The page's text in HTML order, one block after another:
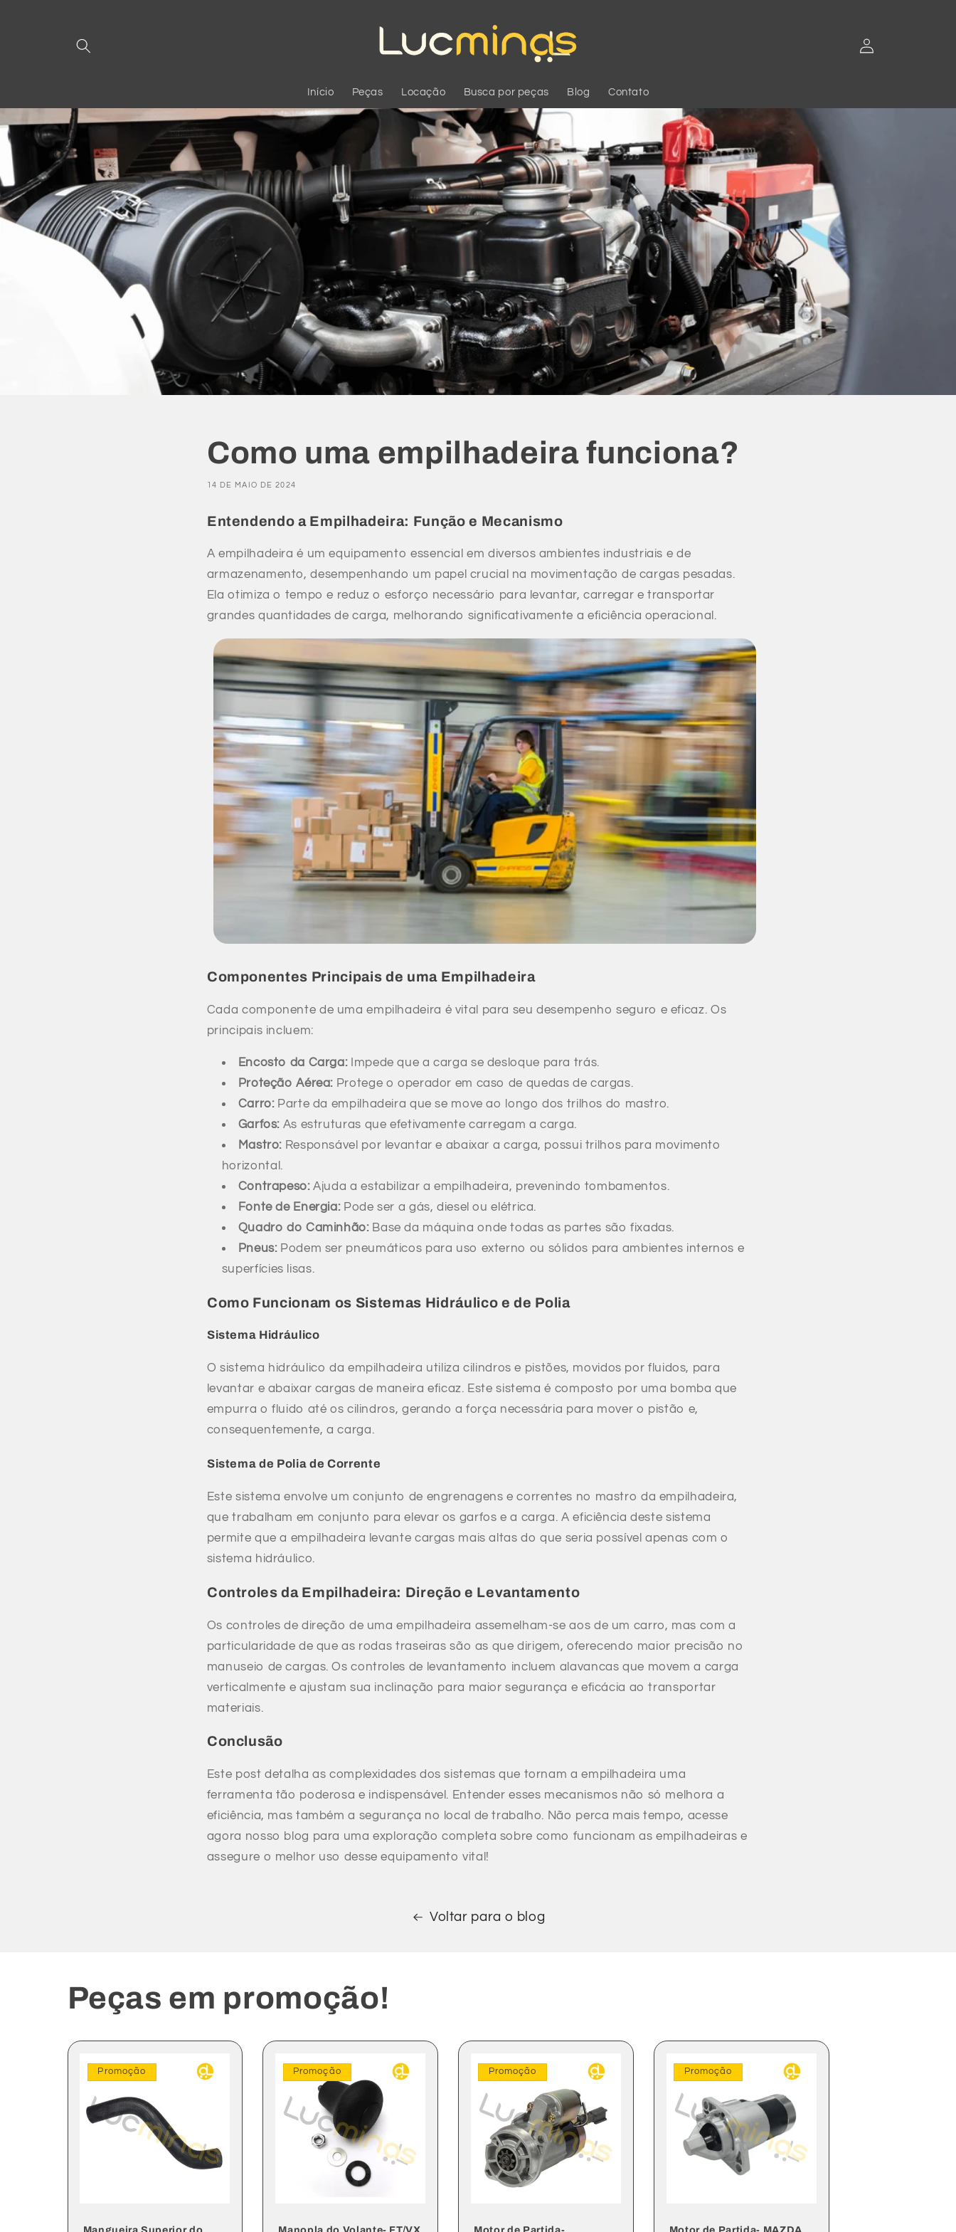
Início Peças Locação Busca por peças Blog Contato
Fazer
login
Como uma empilhadeira funciona?
14 DE MAIO DE 2024
Entendendo a Empilhadeira: Função e Mecanismo
A empilhadeira é um equipamento essencial em diversos ambientes industriais e de
armazenamento, desempenhando um papel crucial na movimentação de cargas pesadas.
Ela otimiza o tempo e reduz o esforço necessário para levantar, carregar e transportar
grandes quantidades de carga, melhorando significativamente a eficiência operacional.
Componentes Principais de uma Empilhadeira
Cada componente de uma empilhadeira é vital para seu desempenho seguro e eficaz. Os
principais incluem:
Encosto da Carga:Impede que a carga se desloque para trás.
Proteção Aérea: Protege o operador em caso de quedas de cargas.
Carro:Parte da empilhadeira que se move ao longo dos trilhos do mastro.
Garfos: As estruturas que efetivamente carregam a carga.
Mastro: Responsável por levantar e abaixar a carga, possui trilhos para movimento
horizontal.
Contrapeso:Ajuda a estabilizar a empilhadeira, prevenindo tombamentos.
Fonte de Energia:Pode ser a gás, diesel ou elétrica.
Quadro do Caminhão:Base da máquina onde todas as partes são fixadas.
Pneus:Podem ser pneumáticos para uso externo ou sólidos para ambientes internos e
superfícies lisas.
Como Funcionam os Sistemas Hidráulico e de Polia
Sistema Hidráulico
O sistema hidráulico da empilhadeira utiliza cilindros e pistões, movidos por fluidos, para
levantar e abaixar cargas de maneira eficaz. Este sistema é composto por uma bomba que
empurra o fluido até os cilindros, gerando a força necessária para mover o pistão e,
consequentemente, a carga.
Sistema de Polia de Corrente
Este sistema envolve um conjunto de engrenagens e correntes no mastro da empilhadeira,
que trabalham em conjunto para elevar os garfos e a carga. A eficiência deste sistema
permite que a empilhadeira levante cargas mais altas do que seria possível apenas com o
sistema hidráulico.
Controles da Empilhadeira: Direção e Levantamento
Os controles de direção de uma empilhadeira assemelham-se aos de um carro, mas com a
particularidade de que as rodas traseiras são as que dirigem, oferecendo maior precisão no
manuseio de cargas. Os controles de levantamento incluem alavancas que movem a carga
verticalmente e ajustam sua inclinação para maior segurança e eficácia ao transportar
materiais.
Conclusão
Este post detalha as complexidades dos sistemas que tornam a empilhadeira uma
ferramenta tão poderosa e indispensável. Entender esses mecanismos não só melhora a
eficiência, mas também a segurança no local de trabalho. Não perca mais tempo, acesse
agora nosso blog para uma exploração completa sobre como funcionam as empilhadeiras e
assegure o melhor uso desse equipamento vital!
Voltar para o blog
Peças em promoção!
Promoção Promoção Promoção Promoção